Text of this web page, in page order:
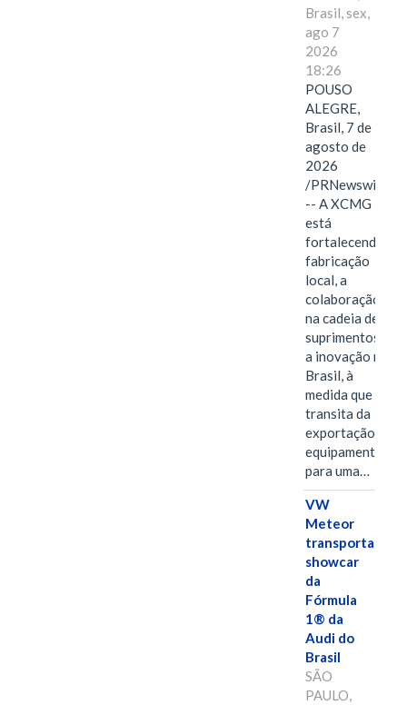
Brasil, sex,
ago 7
2026
18:26
POUSO
ALEGRE,
Brasil, 7 de
agosto de
2026
/PRNewswire/
-- A XCMG
está
fortalecendo a
fabricação
local, a
colaboração
na cadeia de
suprimentos e
a inovação no
Brasil, à
medida que
transita da
exportação de
equipamentos
para uma…
VW
Meteor
transporta
showcar
da
Fórmula
1® da
Audi do
Brasil
SÃO
PAULO,